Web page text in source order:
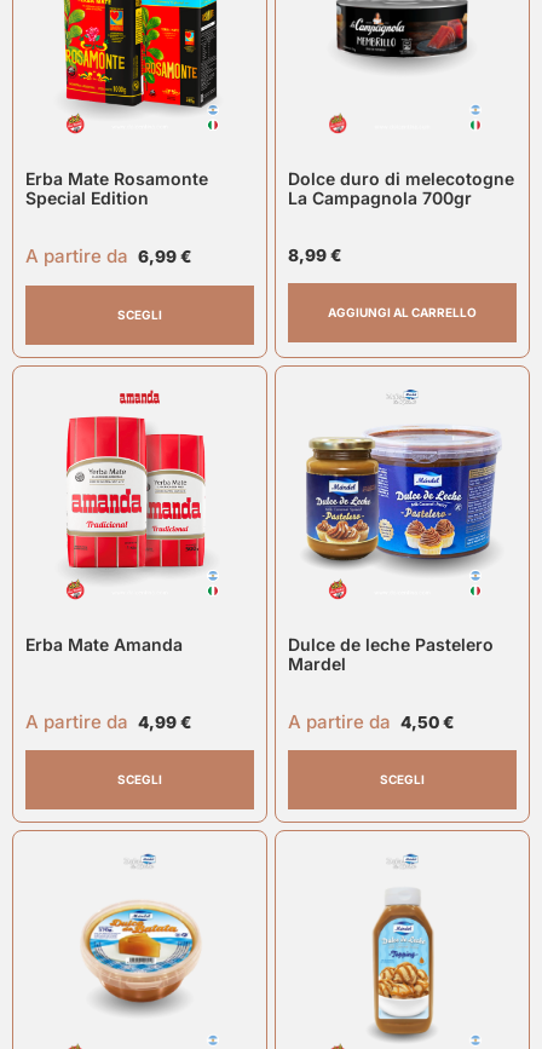
Erba Mate Rosamonte
Special Edition
A partire da 6,99€
SCEGLI
Dolce duro di melecotogne
La Campagnola 700gr
8,99€
AGGIUNGI AL CARRELLO
Erba Mate Amanda
A partire da 4,99€
SCEGLI
Dulce de leche Pastelero
Mardel
A partire da 4,50€
SCEGLI